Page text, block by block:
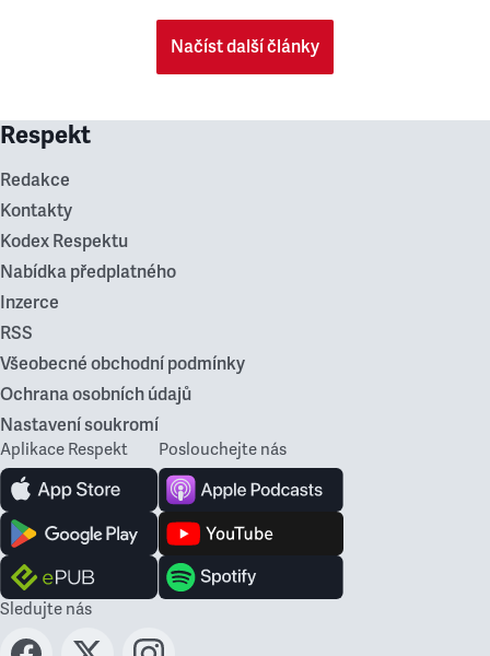
Načíst další články
Respekt
Redakce
Kontakty
Kodex Respektu
Nabídka předplatného
Inzerce
RSS
Všeobecné obchodní podmínky
Ochrana osobních údajů
Nastavení soukromí
Aplikace Respekt Poslouchejte nás
Sledujte nás